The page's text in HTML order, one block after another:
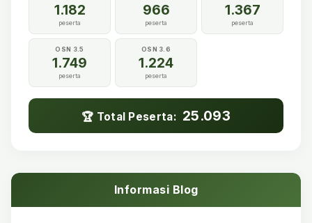
1.182
peserta
966
peserta
1.367
peserta
OSN 3.5
1.749
peserta
OSN 3.6
1.224
peserta
🏆 Total Peserta: 25.093
Informasi Blog